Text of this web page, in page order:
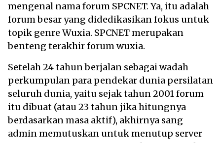
mengenal nama forum SPCNET. Ya, itu adalah
forum besar yang didedikasikan fokus untuk
topik genre Wuxia. SPCNET merupakan
benteng terakhir forum wuxia.
Setelah 24 tahun berjalan sebagai wadah
perkumpulan para pendekar dunia persilatan
seluruh dunia, yaitu sejak tahun 2001 forum
itu dibuat (atau 23 tahun jika hitungnya
berdasarkan masa aktif), akhirnya sang
admin memutuskan untuk menutup server